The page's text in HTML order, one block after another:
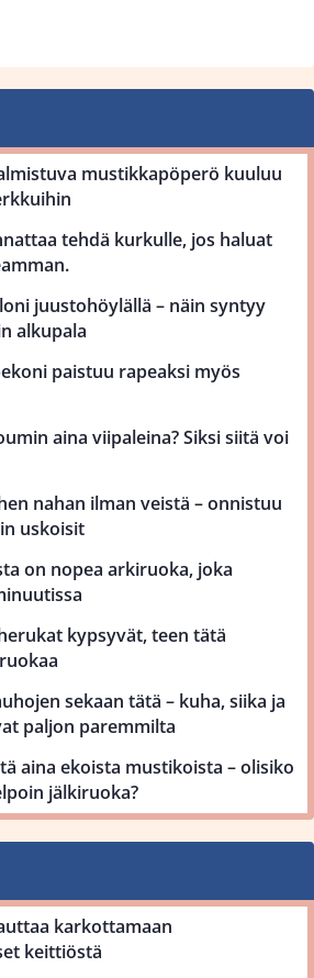
mustikkapöperö kuuluu
tehdä kurkulle, jos haluat
juustohöylällä – näin syntyy
alkupala
paistuu rapeaksi myös
aina viipaleina? Siksi siitä voi
nahan ilman veistä – onnistuu
uskoisit
on nopea arkiruoka, joka
kypsyvät, teen tätä
sekaan tätä – kuha, siika ja
paljon paremmilta
aina ekoista mustikoista – olisiko
jälkiruoka?
karkottamaan
keittiöstä